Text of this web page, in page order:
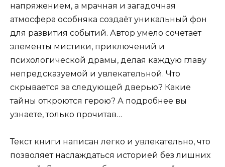
напряжением, а мрачная и загадочная
атмосфера особняка создаёт уникальный фон
для развития событий. Автор умело сочетает
элементы мистики, приключений и
психологической драмы, делая каждую главу
непредсказуемой и увлекательной. Что
скрывается за следующей дверью? Какие
тайны откроются герою? А подробнее вы
узнаете, только прочитав…
Текст книги написан легко и увлекательно, что
позволяет наслаждаться историей без лишних